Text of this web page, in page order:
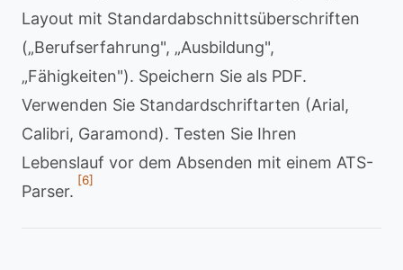
Layout mit Standardabschnittsüberschriften
(„Berufserfahrung", „Ausbildung",
„Fähigkeiten"). Speichern Sie als PDF.
Verwenden Sie Standardschriftarten (Arial,
Calibri, Garamond). Testen Sie Ihren
Lebenslauf vor dem Absenden mit einem ATS-
Parser.
[6]